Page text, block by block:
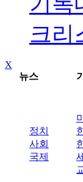
크리
X
뉴스
정치
사회
국제